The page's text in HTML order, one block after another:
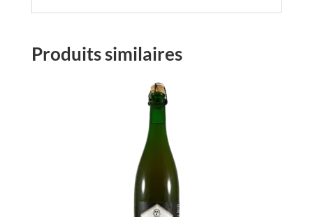
Produits similaires